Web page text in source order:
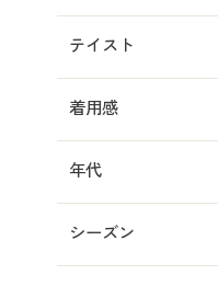
テイスト
着用感
年代
シーズン